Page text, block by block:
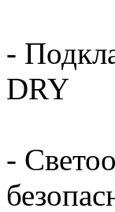
-
DRY
-